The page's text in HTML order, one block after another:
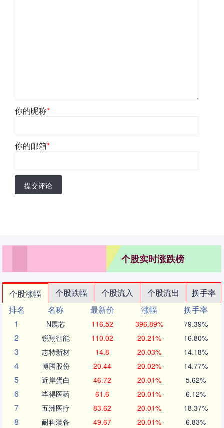
你的昵称*
你的邮箱*
提交评论
个股实时涨跌榜
个股涨幅 个股跌幅 个股流入 个股流出
换手率
排名
名称 最新价 涨幅
换手率
1
N展芯 116.52 396.89% 79.39%
2 锐翔智能 110.02 20.21% 16.80%
3 志特新材 14.8 20.03% 14.18%
4 博腾股份 20.44 20.02% 14.77%
5 近岸蛋白 46.72 20.01% 5.62%
6 毕得医药 61.6 20.01% 6.12%
7 五洲医疗 83.62 20.01% 18.37%
8 耐科装备 49.67 20.01% 6.83%